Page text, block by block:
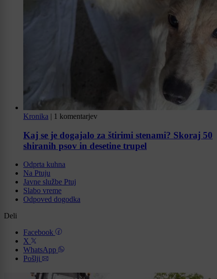
Kronika | 1 komentarjev
Kaj se je dogajalo za štirimi stenami? Skoraj 50
shiranih psov in desetine trupel
Odprta kuhna
Na Ptuju
Javne službe Ptuj
Slabo vreme
Odpoved dogodka
Deli
Facebook
X
WhatsApp
Pošlji